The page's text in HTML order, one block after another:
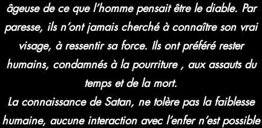
âgeuse de ce que l’homme pensait être le diable. Par
paresse, ils n’ont jamais cherché à connaître son vrai
visage, à ressentir sa force. Ils ont préféré rester
humains, condamnés à la pourriture , aux assauts du
temps et de la mort.
La connaissance de Satan, ne tolère pas la faiblesse
humaine, aucune interaction avec l’enfer n’est possible